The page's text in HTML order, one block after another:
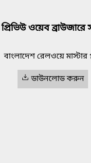
ওয়েব ব্রাউজারে
বাংলাদেশ রেলওয়ে মাস্টার
ডাউনলোড করুন